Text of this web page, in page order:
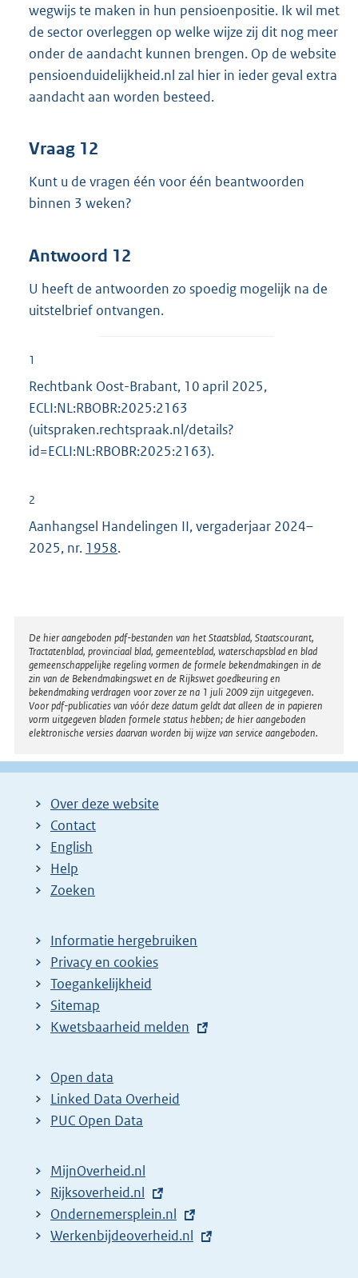
wegwijs te maken in hun pensioenpositie. Ik wil met
de sector overleggen op welke wijze zij dit nog meer
onder de aandacht kunnen brengen. Op de website
pensioenduidelijkheid.nl zal hier in ieder geval extra
aandacht aan worden besteed.
Vraag 12
Kunt u de vragen één voor één beantwoorden
binnen 3 weken?
Antwoord 12
U heeft de antwoorden zo spoedig mogelijk na de
uitstelbrief ontvangen.
1
Rechtbank Oost-Brabant, 10 april 2025,
ECLI:NL:RBOBR:2025:2163
(uitspraken.rechtspraak.nl/details?
id=ECLI:NL:RBOBR:2025:2163).
2
Aanhangsel Handelingen II, vergaderjaar 2024–
2025, nr. 1958.
Disclaimer
De hier aangeboden pdf-bestanden van het Staatsblad, Staatscourant,
Tractatenblad, provinciaal blad, gemeenteblad, waterschapsblad en blad
gemeenschappelijke regeling vormen de formele bekendmakingen in de
zin van de Bekendmakingswet en de Rijkswet goedkeuring en
bekendmaking verdragen voor zover ze na 1 juli 2009 zijn uitgegeven.
Voor pdf-publicaties van vóór deze datum geldt dat alleen de in papieren
vorm uitgegeven bladen formele status hebben; de hier aangeboden
elektronische versies daarvan worden bij wijze van service aangeboden.
Over deze website
Contact
English
Help
Zoeken
Informatie hergebruiken
Privacy en cookies
Toegankelijkheid
Sitemap
E
t
e
r
l
i
n
k
Kwetsbaarheid melden
Open data
Linked Data Overheid
PUC Open Data
MijnOverheid.nl
E
x
t
Rijksoverheid.nl
E
x
Ondernemersplein.nl
E
Werkenbijdeoverheid.nl